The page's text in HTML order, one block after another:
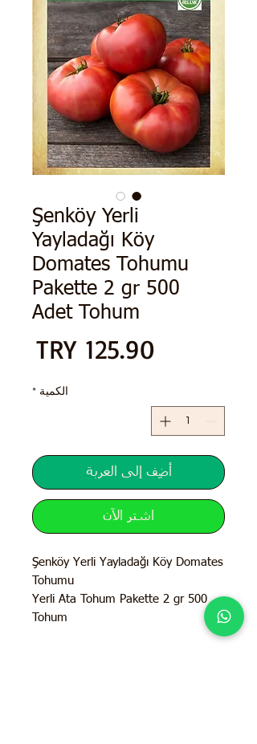
Şenköy Yerli
Yayladağı Köy
Domates Tohumu
Pakette 2 gr 500
Adet Tohum
الكمية *
أضِف إلى العربة
اشترِ الآن
Şenköy Yerli Yayladağı Köy Domates
Tohumu
Yerli Ata Tohum Pakette 2 gr 500
Tohum